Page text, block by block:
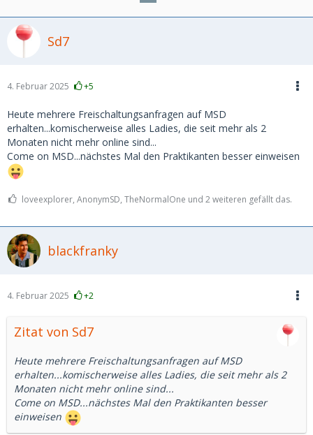
Sd7
4. Februar 2025 +5
Heute mehrere Freischaltungsanfragen auf MSD
erhalten...komischerweise alles Ladies, die seit mehr als 2
Monaten nicht mehr online sind...
Come on MSD...nächstes Mal den Praktikanten besser einweisen
loveexplorer, AnonymSD, TheNormalOne und 2 weiteren gefällt das.
blackfranky
4. Februar 2025 +2
Zitat von Sd7
Heute mehrere Freischaltungsanfragen auf MSD
erhalten...komischerweise alles Ladies, die seit mehr als 2
Monaten nicht mehr online sind...
Come on MSD...nächstes Mal den Praktikanten besser
einweisen